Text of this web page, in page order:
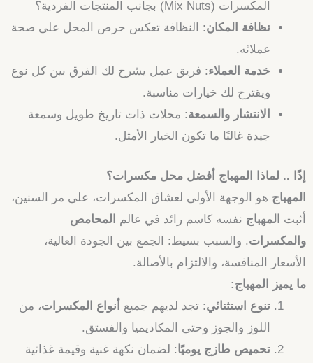
المكسرات (Mix Nuts) بجانب المنتجات الفردية؟
نظافة المكان: النظافة تعكس حرص المحل على صحة
عملائه.
خدمة العملاء: فريق عمل يشرح لك الفرق بين كل نوع
ويقترح لك خيارات مناسبة.
الانتشار والسمعة: محلات ذات تاريخ طويل وسمعة
جيدة غالبًا ما تكون الخيار الأمثل.
إذًا .. لماذا المهباج أفضل محل مكسرات؟
المهباج هو الوجهة الأولى لعشاق المكسرات، على مر السنين،
أثبت المهباج نفسه كاسم رائد في عالم المحامص
والمكسرات. والسبب بسيط: الجمع بين الجودة العالية،
الأسعار المنافسة، والالتزام بالأصالة.
ما يميز المهباج:
تنوع استثنائي: تجد لديهم جميع أنواع المكسرات، من
اللوز والجوز وحتى المكاديميا والفستق.
تحميص طازج يوميًا: لضمان نكهة غنية وقيمة غذائية